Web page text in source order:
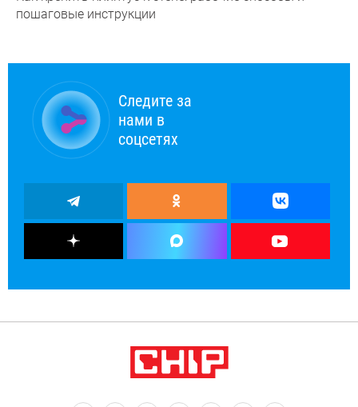
пошаговые инструкции
Следите за
нами в
соцсетях